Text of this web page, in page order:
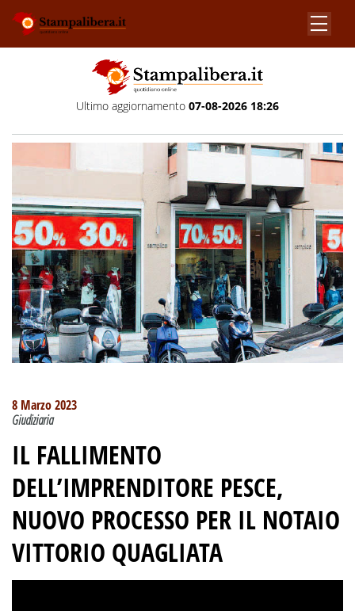
Ultimo aggiornamento 07-08-2026 18:26
8 Marzo 2023
Giudiziaria
IL FALLIMENTO
DELL’IMPRENDITORE PESCE,
NUOVO PROCESSO PER IL NOTAIO
VITTORIO QUAGLIATA